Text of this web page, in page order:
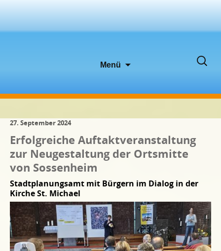
Menü
Suchen
27. September 2024
Erfolgreiche Auftaktveranstaltung
zur Neugestaltung der Ortsmitte
von Sossenheim
Stadtplanungsamt mit Bürgern im Dialog in der
Kirche St. Michael